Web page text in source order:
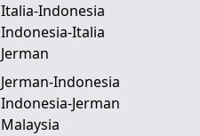
Italia-Indonesia
Indonesia-Italia
Jerman
Jerman-Indonesia
Indonesia-Jerman
Malaysia